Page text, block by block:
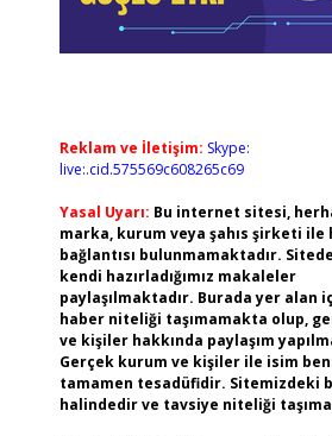
Reklam ve İletişim: Skype:
live:.cid.575569c608265c69
Yasal Uyarı: Bu internet sitesi,
marka, kurum veya şahıs şirketi ile
bağlantısı bulunmamaktadır.
kendi hazırladığımız makaleler
paylaşılmaktadır. Burada yer alan
haber niteliği taşımamakta olup,
ve kişiler hakkında paylaşım
Gerçek kurum ve kişiler ile isim
tamamen tesadüfidir. Sitemizdeki
halindedir ve tavsiye niteliği